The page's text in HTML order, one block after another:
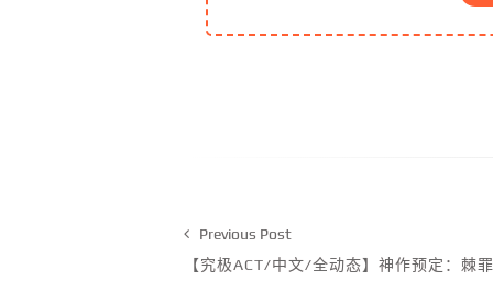
Previous Post
【究极ACT/中文/全动态】神作预定：棘